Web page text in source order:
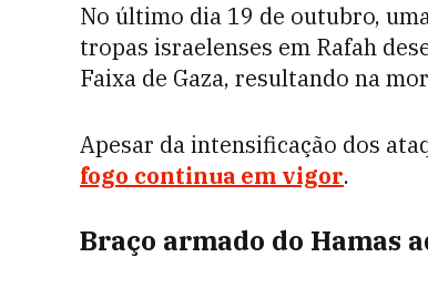
No último dia 19 de outubro,
tropas israelenses em Rafah
Faixa de Gaza, resultando na
Apesar da intensificação dos
fogo continua em vigor.
Braço armado do Hamas